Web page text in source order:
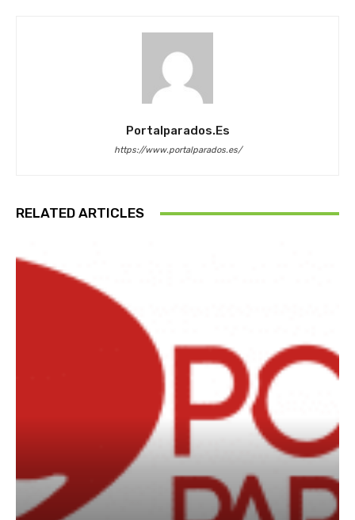
Portalparados.es
https://www.portalparados.es/
RELATED ARTICLES